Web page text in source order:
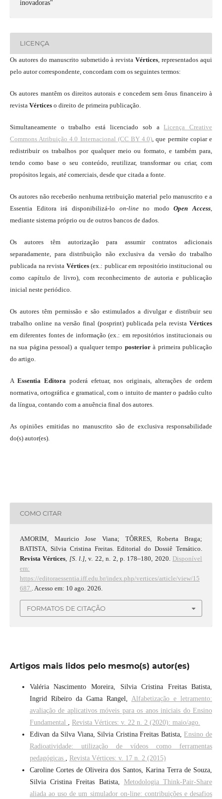
inovadoras"
LICENÇA
Os autores do manuscrito submetido à revistaVértices , representados aqui
pelo autor correspondente, concordam com os seguintes termos:
Os autores mantêm os direitos autorais e concedem sem ônus financeiro à
revista Vértices o direito de primeira publicação.
Simultaneamente o trabalho está licenciado sob a Licença Creative
Commons Atribuição 4.0 Internacional (CC BY 4.0) , que permite copiar e
redistribuir os trabalhos por qualquer meio ou formato, e também para,
tendo como base o seu conteúdo, reutilizar, transformar ou criar, com
propósitos legais, até comerciais, desde que citada a fonte.
Os autores não receberão nenhuma retribuição material pelo manuscrito e a
Essentia Editora irá disponibilizá-lo on-lineno modoOpen Access
mediante sistema próprio ou de outros bancos de dados.
Os autores têm autorização para assumir contratos adicionais
separadamente, para distribuição não exclusiva da versão do trabalho
publicada na revista Vértices(ex.: publicar em repositório institucional ou
como capítulo de livro), com reconhecimento de autoria e publicação
inicial neste periódico.
Os autores têm permissão e são estimulados a divulgar e distribuir seu
trabalho online na versão final (posprint) publicada pela revistaVértices
em diferentes fontes de informação (ex.: em repositórios institucionais ou
na sua página pessoal) a qualquer tempo posteriorà primeira publicação
do artigo.
A Essentia Editora poderá efetuar, nos originais, alterações de ordem
normativa, ortográfica e gramatical, com o intuito de manter o padrão culto
da língua, contando com a anuência final dos autores.
As opiniões emitidas no manuscrito são de exclusiva responsabilidade
do(s) autor(es).
COMO CITAR
AMORIM, Mauricio Jose Viana; TÔRRES, Roberta Braga;
BATISTA, Silvia Cristina Freitas. Editorial do Dossiê Temático.
Revista Vértices [S. l.] , v. 22, n. 2, p. 178–180, 2020. Disponível
em:
https://editoraessentia.iff.edu.br/index.php/vertices/article/view/15
687.
. Acesso em: 10 ago. 2026.
FORMATOS DE CITAÇÃO
Artigos mais lidos pelo mesmo(s) autor(es)
Valéria Nascimento Moreira, Silvia Cristina Freitas Batista,
Ingrid Ribeiro da Gama Rangel,Alfabetização e letramento:
avaliação de aplicativos móveis para os anos iniciais do Ensino
Fundamental , Revista Vértices: v. 22 n. 2 (2020): maio/ago.
Edivan da Silva Viana, Silvia Cristina Freitas Batista, Ensino de
Radioatividade: utilização de vídeos como ferramentas
pedagógicas , Revista Vértices: v. 17 n. 2 (2015)
Caroline Cortes de Oliveira dos Santos, Karina Terra de Souza,
Silvia Cristina Freitas Batista, Metodologia Think-Pair-Share
aliada ao uso de um simulador on-line: contribuições e desafios